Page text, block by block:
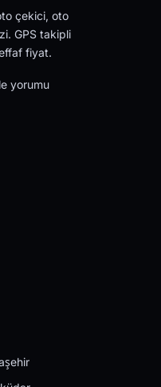
çekici, oto
GPS takipli
fiyat.
yorumu